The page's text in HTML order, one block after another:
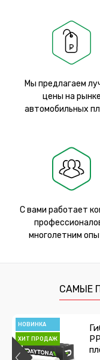
Мы предлагаем
цены на рынке
автомобильных
С вами работает
многолетним
САМЫЕ
НОВИНКА
ХИТ ПРОДАЖ